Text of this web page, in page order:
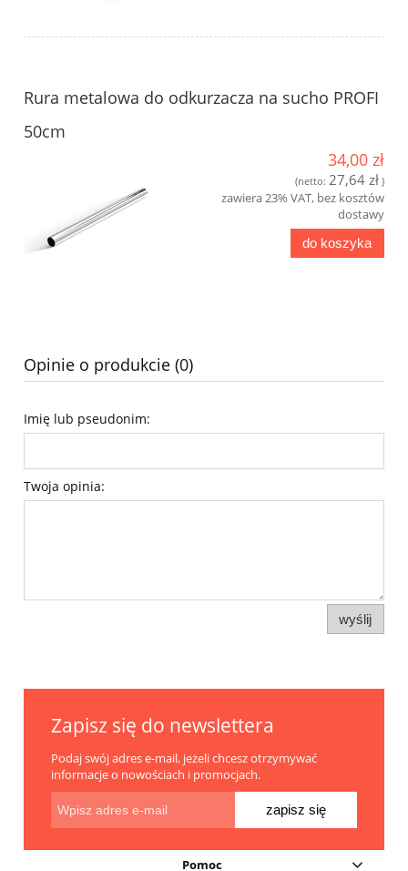
Rura metalowa do odkurzacza na sucho PROFI
50cm
34,00 zł
(netto: 27,64 zł )
zawiera 23% VAT, bez kosztów
dostawy
do koszyka
Opinie o produkcie (0)
Imię lub pseudonim:
Twoja opinia:
wyślij
Zapisz się do newslettera
Podaj swój adres e-mail, jeżeli chcesz otrzymywać
informacje o nowościach i promocjach.
zapisz się
Pomoc